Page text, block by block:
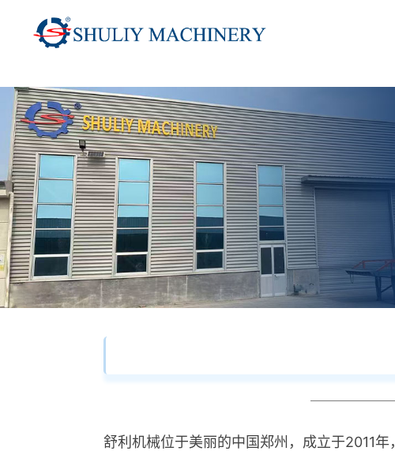
舒利机械位于美丽的中国郑州，成立于2011